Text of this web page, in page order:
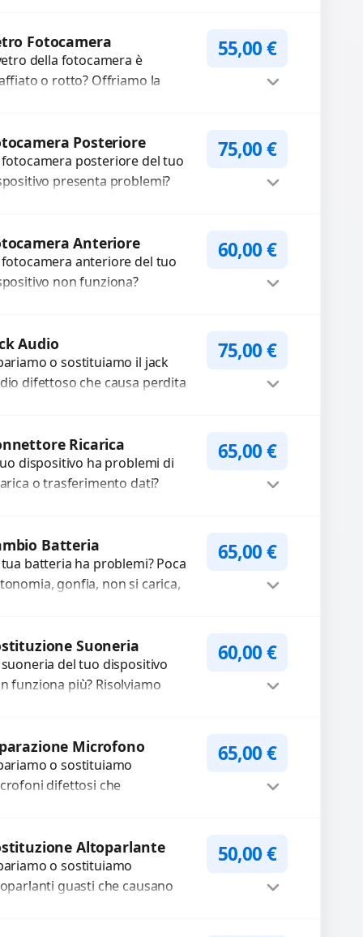
Ripristiniamo
estetico e...
Preventivo
Fotocamera
della fotocamera è
o rotto? Offriamo la
55,00€
Posteriore
fotocamera posteriore del tuo
presenta problemi?
non funzionante,...
75,00€
Anteriore
fotocamera anteriore del tuo
non funziona?
immagini sfocate, messa a...
60,00€
Audio
o sostituiamo il jack
difettoso che causa perdita
75,00€
Ricarica
dispositivo ha problemi di
o trasferimento dati?
danneggiati,...
65,00€
Batteria
tua batteria ha problemi? Poca
gonfia, non si carica,
65,00€
Suoneria
suoneria del tuo dispositivo
funziona più? Risolviamo
60,00€
Microfono
o sostituiamo
difettosi che
Diagnosi accurata e
di...
65,00€
Altoparlante
o sostituiamo
guasti che causano
50,00€